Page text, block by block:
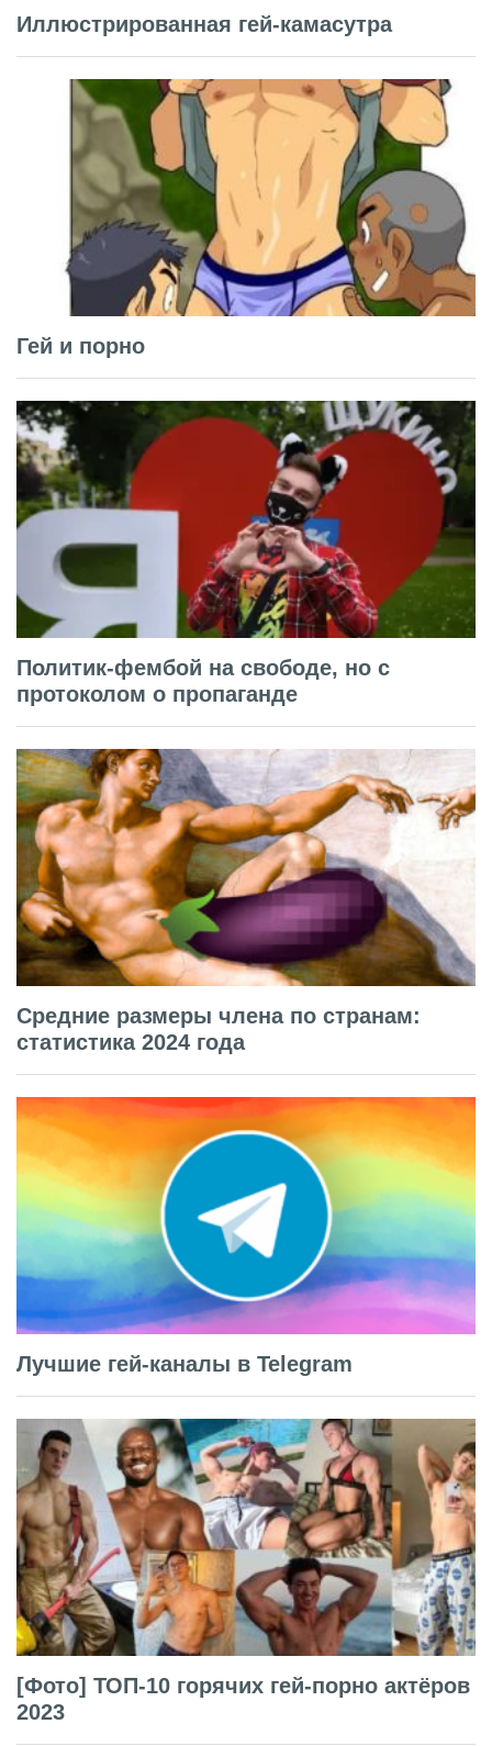
Иллюстрированная гей-камасутра
Гей и порно
Политик-фембой на свободе, но с
протоколом о пропаганде
Средние размеры члена по странам:
статистика 2024 года
Лучшие гей-каналы в Telegram
[Фото] ТОП-10 горячих гей-порно актёров
2023